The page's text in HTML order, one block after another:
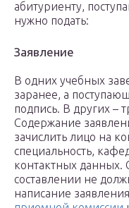
абитуриенту,
нужно подать:
Заявление
В одних учебных
заранее, а
подпись. В других –
Содержание
зачислить лицо на
специальность,
контактных данных.
составлении не
написание